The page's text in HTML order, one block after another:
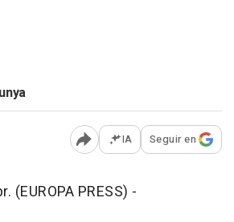
Abrir opciones para
IA Seguir en
(EUROPA PRESS) -